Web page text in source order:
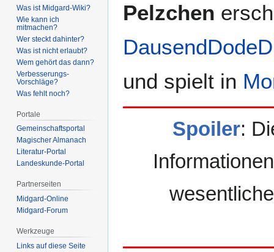
Navigation
Suche
Pelzchen
und spielt in
Spoiler:
Was ist Midgard-Wiki?
Wie kann ich
mitmachen?
Wer steckt dahinter?
Was ist nicht erlaubt?
Wem gehört das dann?
Verbesserungs-
Vorschläge?
Was fehlt noch?
Portale
Gemeinschafts­portal
Magischer Almanach
Literatur-Portal
Landeskunde-Portal
Partnerseiten
Midgard-Online
Midgard-Forum
Werkzeuge
Links auf diese Seite